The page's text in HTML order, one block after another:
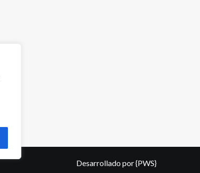
Desarrollado por{PWS}